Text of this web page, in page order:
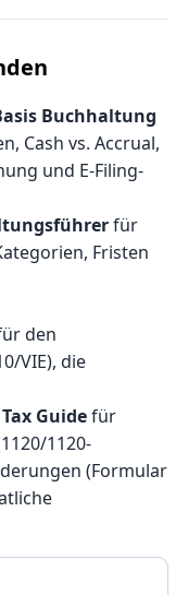
Buchhaltung
Cash vs. Accrual,
und E-Filing-
für
Fristen
den
VIE), die
Guidefür
1120-
(Formular